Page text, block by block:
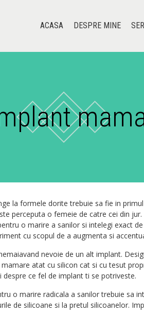
ACASA DESPRE MINE
la formele dorite trebuie sa fie in
perceputa o femeie de catre cei din
o marire a sanilor si intelegi exact
cu scopul de a augmenta si
nevoie de un alt implant.
atat cu silicon cat si cu tesut
ce fel de implant ti se potriveste.
o marire radicala a sanilor trebuie sa
de silicoane si la pretul silicoanelor.